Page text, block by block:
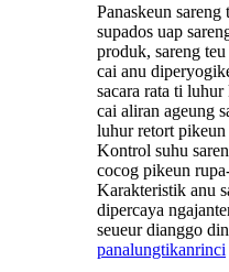
Panaskeun
supados uap
produk, sareng
cai anu
sacara rata ti
cai aliran ageung
luhur retort pikeun
Kontrol suhu
cocog pikeun
Karakteristik anu
dipercaya
seueur dianggo
panalungtikanrinci